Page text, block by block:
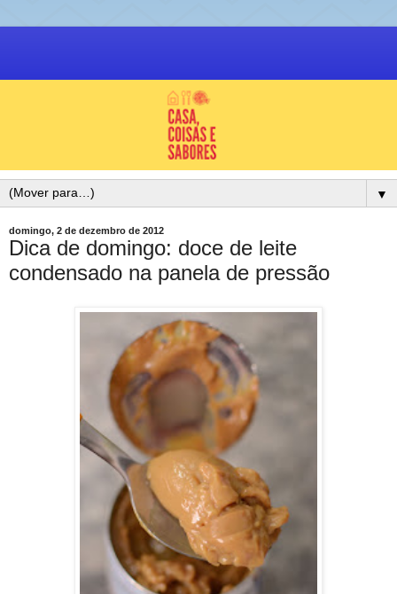
▼
domingo, 2 de dezembro de 2012
Dica de domingo: doce de leite
condensado na panela de pressão